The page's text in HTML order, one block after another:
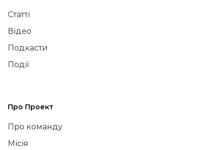
Статті
Відео
Подкасти
Події
Про Проект
Про команду
Місія